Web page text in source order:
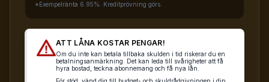
*Exempelränta 6.95%. Kreditprövning görs.
ATT LÅNA KOSTAR PENGAR!
Om du inte kan betala tillbaka skulden i tid riskerar du en
betalningsanmärkning. Det kan leda till svårigheter att få
hyra bostad, teckna abonnemang och få nya lån.